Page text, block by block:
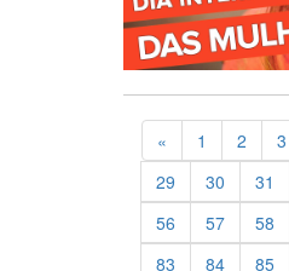
« Previous
1 2 3
29
30 31
56
57 58
83
84 85